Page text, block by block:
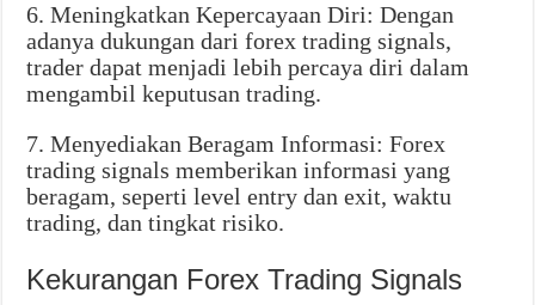
6. Meningkatkan Kepercayaan Diri: Dengan
adanya dukungan dari forex trading signals,
trader dapat menjadi lebih percaya diri dalam
mengambil keputusan trading.
7. Menyediakan Beragam Informasi: Forex
trading signals memberikan informasi yang
beragam, seperti level entry dan exit, waktu
trading, dan tingkat risiko.
Kekurangan Forex Trading Signals